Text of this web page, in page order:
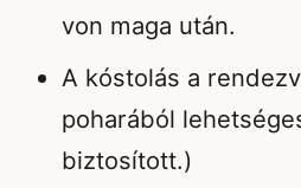
von maga után.
A kóstolás a
poharából
biztosított.)